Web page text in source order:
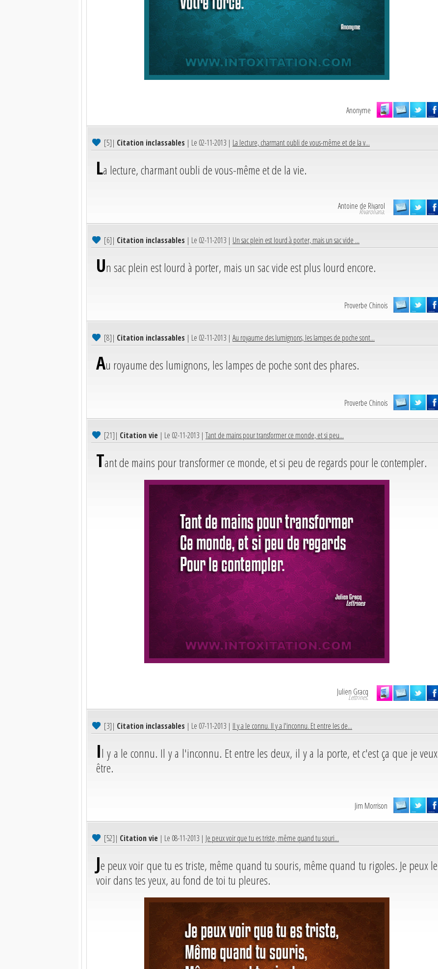
Anonyme
[5]| Citation inclassables | Le 02-11-2013 | La lecture, charmant oubli de vous-même et de la v...
La lecture, charmant oubli de vous-même et de la vie.
Antoine de Rivarol
Rivaroliana.
[6]| Citation inclassables | Le 02-11-2013 | Un sac plein est lourd à porter, mais un sac vide ...
Un sac plein est lourd à porter, mais un sac vide est plus lourd encore.
Proverbe Chinois
[8]| Citation inclassables | Le 02-11-2013 | Au royaume des lumignons, les lampes de poche sont...
Au royaume des lumignons, les lampes de poche sont des phares.
Proverbe Chinois
[21]| Citation vie | Le 02-11-2013 |Tant de mains pour transformer ce monde, et si peu...
Tant de mains pour transformer ce monde, et si peu de regards pour le contempler.
Julien Gracq
Lettrines.
[3]| Citation inclassables | Le 07-11-2013 | Il y a le connu. Il y a l'inconnu. Et entre les de...
Il y a le connu. Il y a l'inconnu. Et entre les deux, il y a la porte, et c'est ça que je veux
être.
Jim Morrison
[52]| Citation vie | Le 08-11-2013 | Je peux voir que tu es triste, même quand tu souri...
Je peux voir que tu es triste, même quand tu souris, même quand tu rigoles. Je peux le
voir dans tes yeux, au fond de toi tu pleures.